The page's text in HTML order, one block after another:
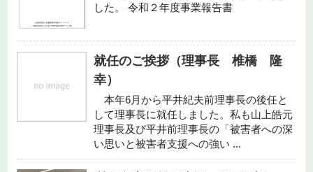
した。 令和２年度事業報告書
就任のご挨拶（理事長 椎橋 隆
幸）
本年6月から平井紀夫前理事長の後任と
して理事長に就任しました。私も山上皓元
理事長及び平井前理事長の「被害者への深
い思いと被害者支援への強い ...